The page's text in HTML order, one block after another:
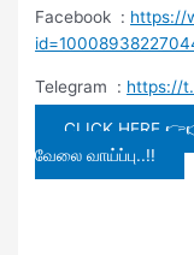
Facebook : https://
Telegram : https://
CLICK HERE
வேலை வாய்ப்பு..!!